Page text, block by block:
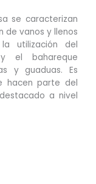
se caracterizan
de vanos y llenos
utilización del
el bahareque
y guaduas. Es
hacen parte del
a nivel